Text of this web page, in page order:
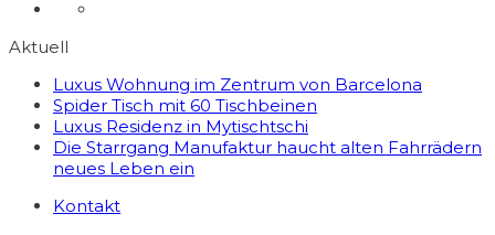
Aktuell
Luxus Wohnung im Zentrum von Barcelona
Spider Tisch mit 60 Tischbeinen
Luxus Residenz in Mytischtschi
Die Starrgang Manufaktur haucht alten Fahrrädern
neues Leben ein
Kontakt